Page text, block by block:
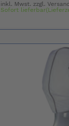
inkl. Mwst. zzgl.Versand
Sofort